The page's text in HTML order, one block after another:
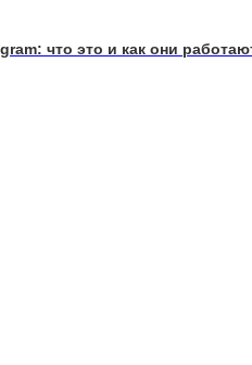
что это и как они